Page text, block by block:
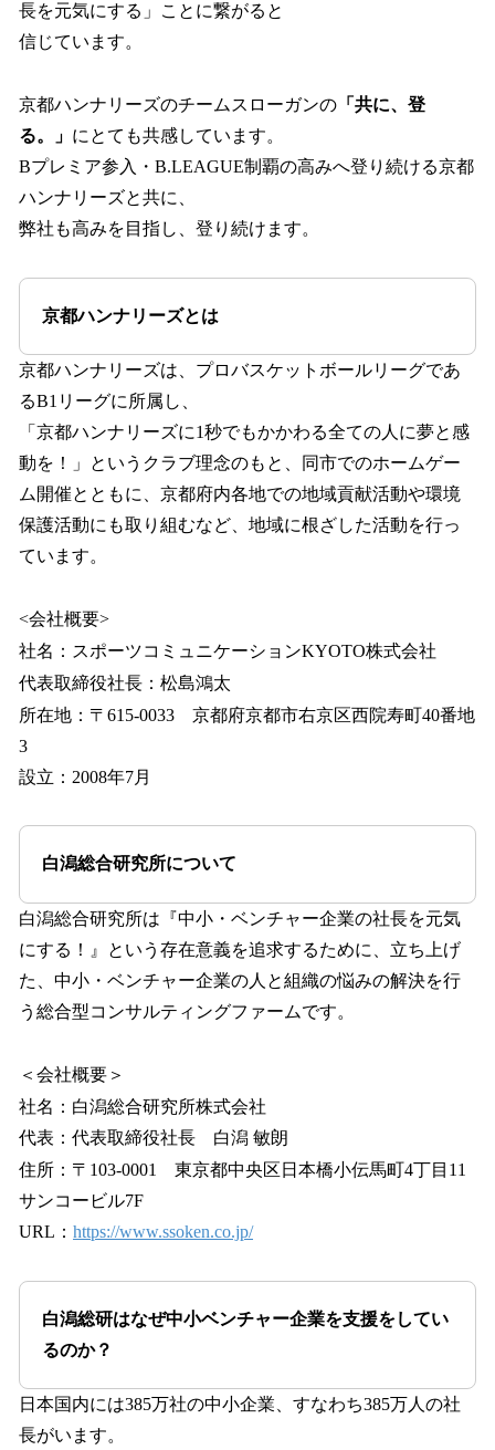
長を元気にする」ことに繋がると
信じています。
京都ハンナリーズのチームスローガンの 「共に、登
る。」 にとても共感しています。
Bプレミア参入・B.LEAGUE制覇の高みへ登り続ける京都
ハンナリーズと共に、
弊社も高みを目指し、登り続けます。
京都ハンナリーズとは
京都ハンナリーズは、プロバスケットボールリーグであ
るB1リーグに所属し、
「京都ハンナリーズに1秒でもかかわる全ての人に夢と感
動を！」というクラブ理念のもと、同市でのホームゲー
ム開催とともに、京都府内各地での地域貢献活動や環境
保護活動にも取り組むなど、地域に根ざした活動を行っ
ています。
<会社概要>
社名：スポーツコミュニケーションKYOTO株式会社
代表取締役社長：松島鴻太
所在地：〒615-0033 京都府京都市右京区西院寿町40番地
3
設立：2008年7月
白潟総合研究所について
白潟総合研究所は『中小・ベンチャー企業の社長を元気
にする！』という存在意義を追求するために、立ち上げ
た、中小・ベンチャー企業の人と組織の悩みの解決を行
う総合型コンサルティングファームです。
＜会社概要＞
社名：白潟総合研究所株式会社
代表：代表取締役社長 白潟 敏朗
住所：〒103-0001 東京都中央区日本橋小伝馬町4丁目11
サンコービル7F
URL： https://www.ssoken.co.jp/
白潟総研はなぜ中小ベンチャー企業を支援をしてい
るのか？
日本国内には385万社の中小企業、すなわち385万人の社
長がいます。